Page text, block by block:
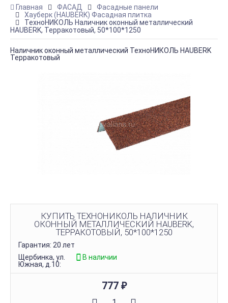
Главная ФАСАД
Фасадные панели
Хауберк (HAUBERK) Фасадная плитка
ТехноНИКОЛЬ Наличник оконный металлический
HAUBERK, Терракотовый, 50*100*1250
Наличник оконный металлический ТехноНИКОЛЬ HAUBERK
Терракотовый
КУПИТЬ ТЕХНОНИКОЛЬ НАЛИЧНИК
ОКОННЫЙ МЕТАЛЛИЧЕСКИЙ HAUBERK,
ТЕРРАКОТОВЫЙ, 50*100*1250
Гарантия: 20 лет
Щербинка, ул.
Южная, д.10:
В наличии
777 ₽